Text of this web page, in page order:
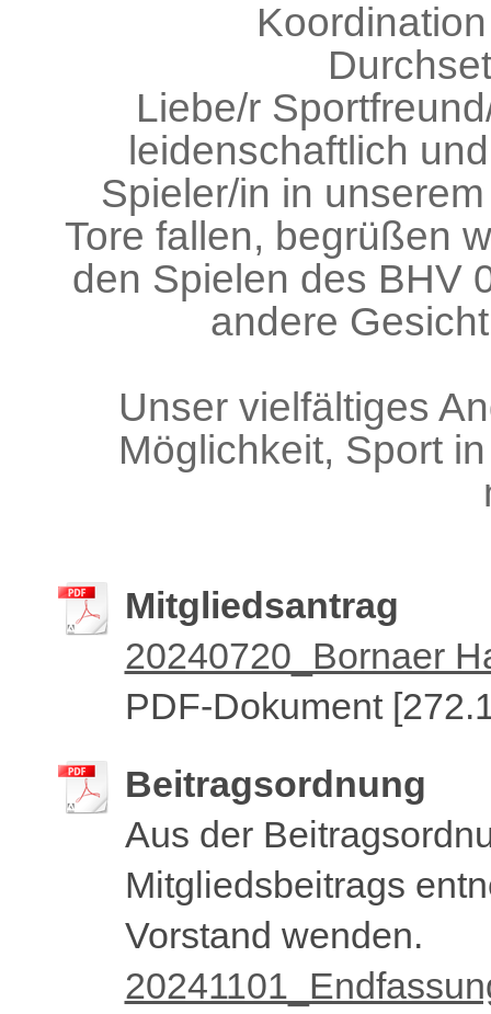
Liebe/r
leidenschaftlich
Spieler/in in
Tore fallen, begrüßen
den Spielen des BHV
andere
Unser vielfältiges
Möglichkeit, Sport
Mitgliedsantrag
20240720_Bornaer
PDF-Dokument
Beitragsordnung
Aus der
Mitgliedsbeitrags
Vorstand wenden.